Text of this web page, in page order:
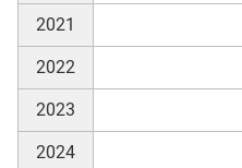
2021
2022
2023
2024